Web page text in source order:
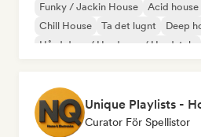
Funky / Jackin House Acid house
Chill House
Ta det lugnt Deep
Hård dans / Hardcore / Hardstyle
Unique Playlists -
Curator För Spellistor